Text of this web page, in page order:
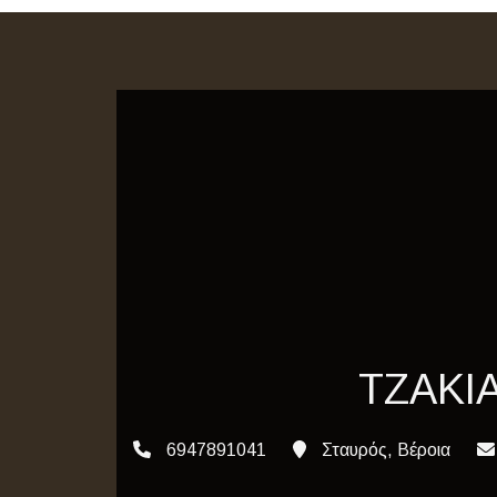
6947891041 Σταυρός, Βέροια